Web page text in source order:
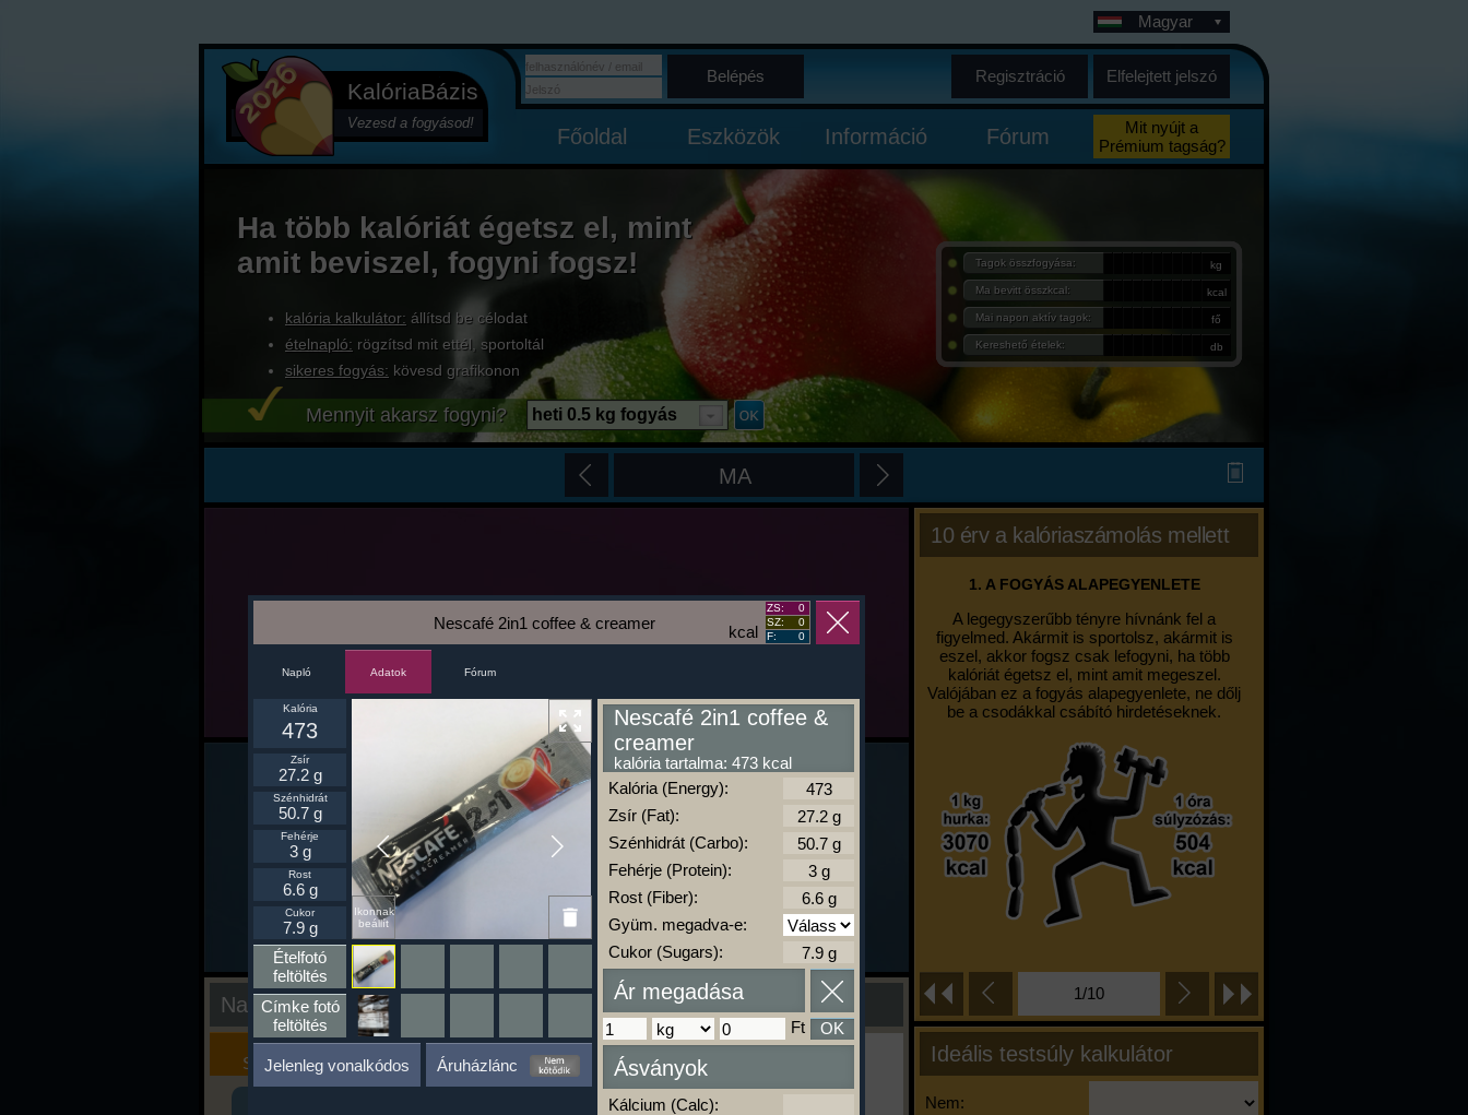
KalóriaBázis
Vezesd a fogyásod!
Magyar
Belépés Regisztráció Elfelejtett jelszó
Főoldal Eszközök Információ Fórum
Mit nyújt a
Prémium tagság?
Ha több kalóriát égetsz el, mint
amit beviszel, fogyni fogsz!
kalória kalkulátor: állítsd be célodat
ételnapló: rögzítsd mit ettél, sportoltál
sikeres fogyás: kövesd grafikonon
Tagok összfogyása: kg
Ma bevitt összkcal: kcal
Mai napon aktív tagok: fő
Kereshető ételek: db
Mennyit akarsz fogyni? heti 0.5 kg fogyás
MA
10 érv a kalóriaszámolás mellett
1. A FOGYÁS ALAPEGYENLETE
A legegyszerűbb tényre hívnánk fel a
figyelmed. Akármit is sportolsz, akármit is
eszel, akkor fogsz csak lefogyni, ha több
kalóriát égetsz el, mint amit megeszel.
Valójában ez a fogyás alapegyenlete, ne dőlj
be a csodákkal csábító hirdetéseknek.
1/10
Ideális testsúly kalkulátor
Nem:
Nap kiértékelése
Kalória
Szimulátor
Szöveges
Értékelés
Ha ma már nem eszel/sportolsz többet,
kattints a kiértékelésre!
A Kalória Szimulátor Prémium funkció.
kcal
Nescafé 2in1 coffee & creamer
ZS:
0
SZ:
0
F:
0
Napló Adatok Fórum
Ikonnak
beállít
Kalória
473
Zsír
27.2 g
Szénhidrát
50.7 g
Fehérje
3 g
Rost
6.6 g
Cukor
7.9 g
Ételfotó
feltöltés
Címke fotó
feltöltés
Jelenleg vonalkódos Áruházlánc
Nescafé 2in1 coffee &
creamer
kalória tartalma: 473 kcal
Kalória (Energy):
Zsír (Fat):
Szénhidrát (Carbo):
Fehérje (Protein):
Rost (Fiber):
Gyüm. megadva-e:
Cukor (Sugars):
Ár megadása
Ft OK
Ásványok
Kálcium (Calc):